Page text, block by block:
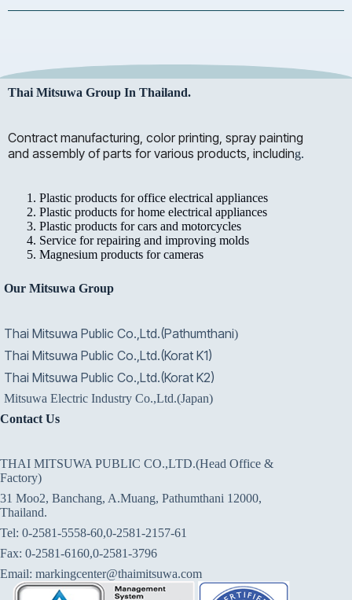
Thai Mitsuwa Group In Thailand.
Contract manufacturing, color printing, spray painting
and assembly of parts for various products, including.
Plastic products for office electrical appliances
Plastic products for home electrical appliances
Plastic products for cars and motorcycles
Service for repairing and improving molds
Magnesium products for cameras
Our Mitsuwa Group
Thai Mitsuwa Public Co.,Ltd.(Pathumthani)
Thai Mitsuwa Public Co.,Ltd.(Korat K1)
Thai Mitsuwa Public Co.,Ltd.(Korat K2)
Mitsuwa Electric Industry Co.,Ltd.(Japan)
Contact Us
THAI MITSUWA PUBLIC CO.,LTD.(Head Office &
Factory)
31 Moo2, Banchang, A.Muang, Pathumthani 12000,
Thailand.
Tel: 0-2581-5558-60,0-2581-2157-61
Fax: 0-2581-6160,0-2581-3796
Email: markingcenter@thaimitsuwa.com